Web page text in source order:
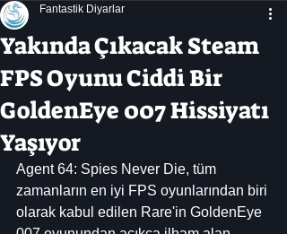
Black Desert
Dizi-Film Haberleri
Yakında Çıkacak Steam
FPS Oyunu Ciddi Bir
GoldenEye 007 Hissiyatı
Yaşıyor
Fantastik Diyarlar
Agent 64: Spies Never Die, tüm
zamanların en iyi FPS oyunlarından biri
olarak kabul edilen Rare'in GoldenEye